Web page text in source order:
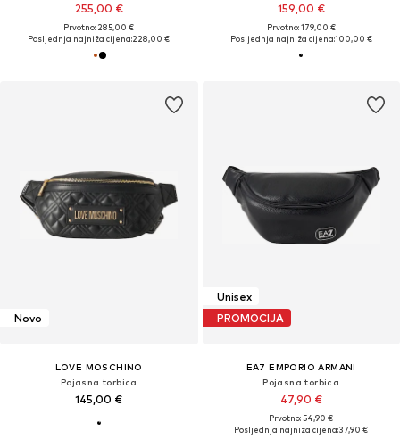
255,00 €
Prvotno: 285,00 €
Posljednja najniža cijena:228,00 €
159,00 €
Prvotno: 179,00 €
Posljednja najniža cijena:100,00 €
Novo
LOVE MOSCHINO
Pojasna torbica
145,00 €
Unisex
PROMOCIJA
EA7 EMPORIO ARMANI
Pojasna torbica
47,90 €
Prvotno: 54,90 €
Posljednja najniža cijena:37,90 €